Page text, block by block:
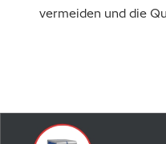
vermeiden und die